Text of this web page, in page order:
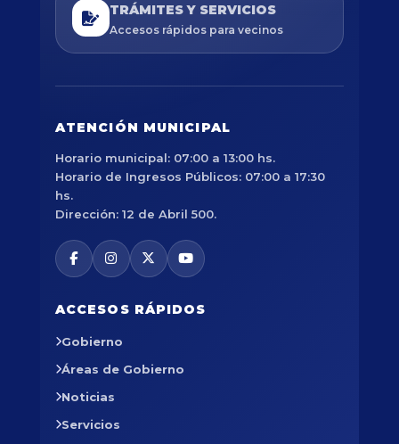
TRÁMITES Y SERVICIOS
Accesos rápidos para vecinos
ATENCIÓN MUNICIPAL
Horario municipal: 07:00 a 13:00 hs.
Horario de Ingresos Públicos: 07:00 a 17:30
hs.
Dirección: 12 de Abril 500.
ACCESOS RÁPIDOS
Gobierno
Áreas de Gobierno
Noticias
Servicios